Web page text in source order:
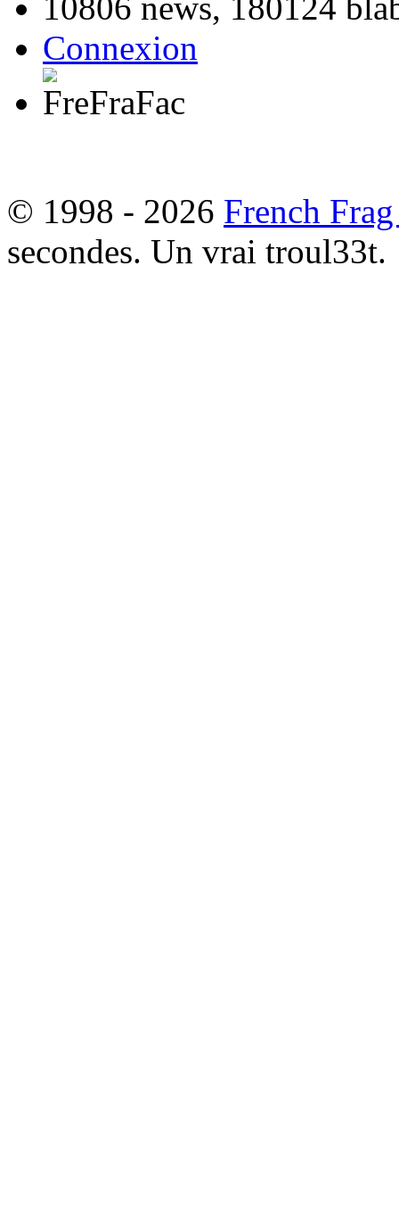
Connexion
© 1998 - 2026 French
secondes. Un vrai troul33t.